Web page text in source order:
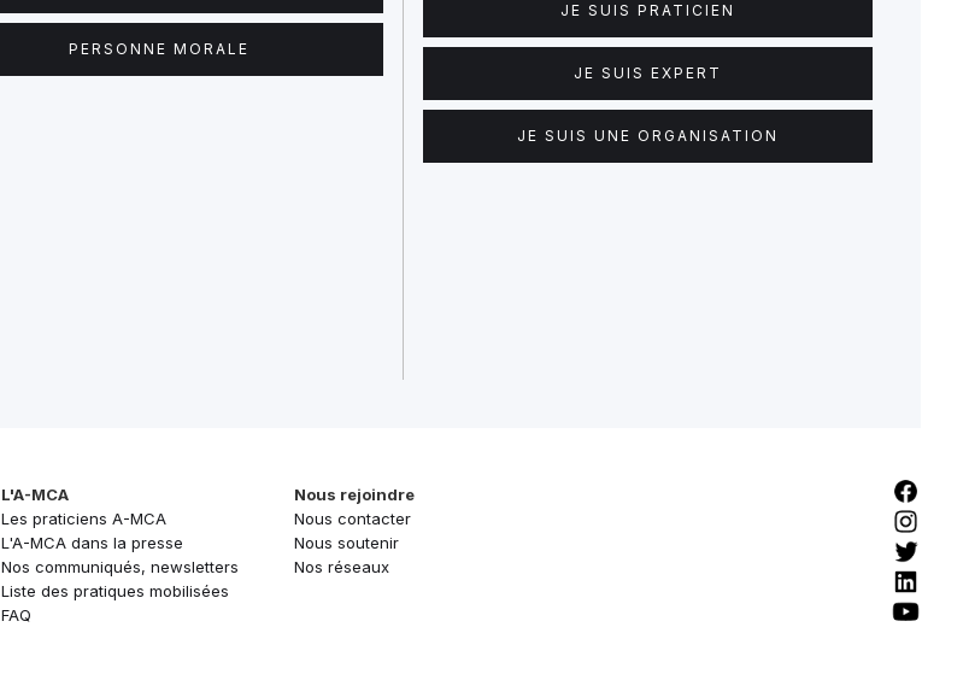
PERSONNE MORALE
JE SUIS PRATICIEN
JE SUIS EXPERT
JE SUIS UNE ORGANISATION
L'A-MCA
Les praticiens A-MCA
L'A-MCA dans la presse
Nos communiqués, newsletters
Liste des pratiques mobilisées
FAQ
Nous rejoindre
Nous contacter
Nous soutenir
Nos réseaux